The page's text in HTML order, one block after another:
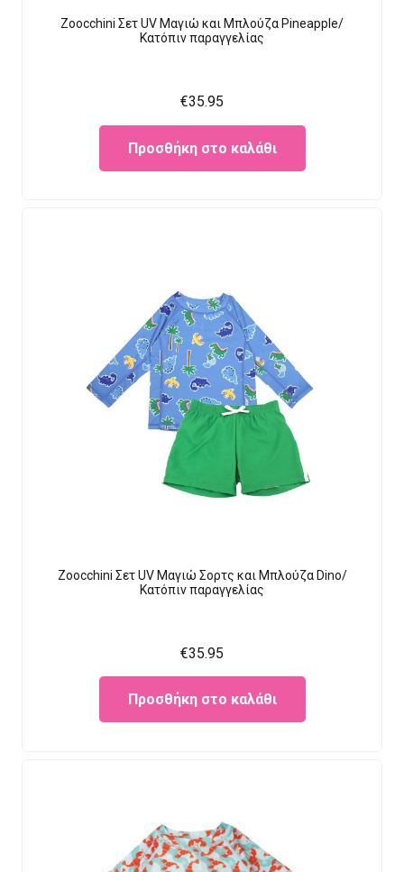
Zoocchini Σετ UV Μαγιώ και Μπλούζα Pineapple/
Κατόπιν παραγγελίας
€35.95
Προσθήκη στο καλάθι
Zoocchini Σετ UV Μαγιώ Σορτς και Μπλούζα Dino/
Κατόπιν παραγγελίας
€35.95
Προσθήκη στο καλάθι